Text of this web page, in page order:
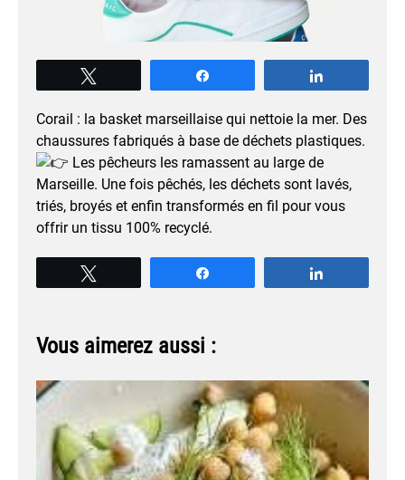
Corail : la basket marseillaise qui nettoie la mer. Des
chaussures fabriqués à base de déchets plastiques.
Les pêcheurs les ramassent au large de
Marseille. Une fois pêchés, les déchets sont lavés,
triés, broyés et enfin transformés en fil pour vous
offrir un tissu 100% recyclé.
Vous aimerez aussi :